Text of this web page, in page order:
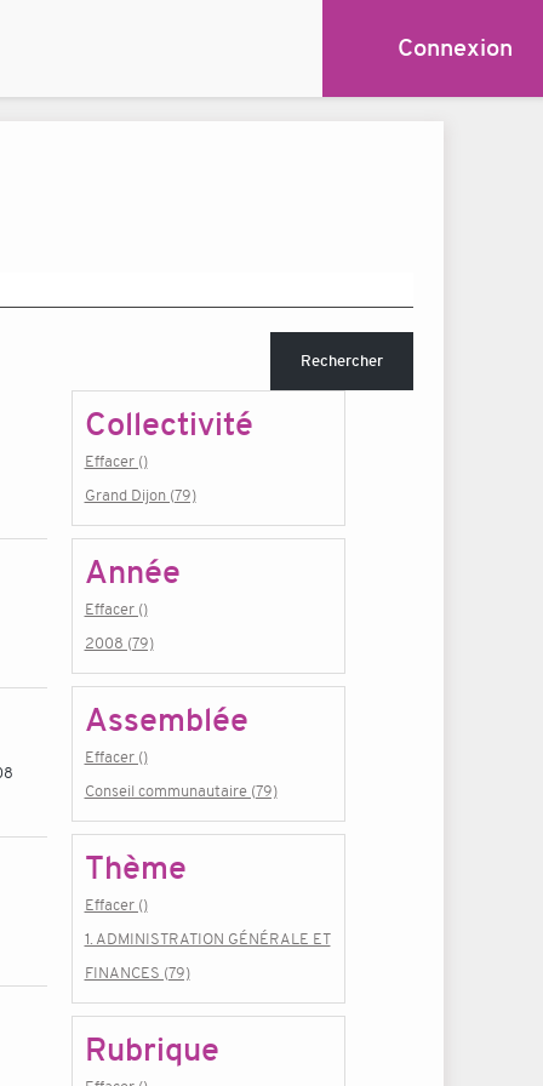
Connexion
Rechercher
Collectivité
Effacer ()
Grand Dijon (79)
Année
Effacer ()
2008 (79)
Assemblée
Effacer ()
Conseil communautaire (79)
Thème
Effacer ()
1. ADMINISTRATION GÉNÉRALE ET
FINANCES (79)
Rubrique